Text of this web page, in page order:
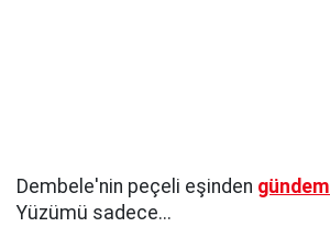
Dembele'nin peçeli eşinden gündem
Yüzümü sadece...